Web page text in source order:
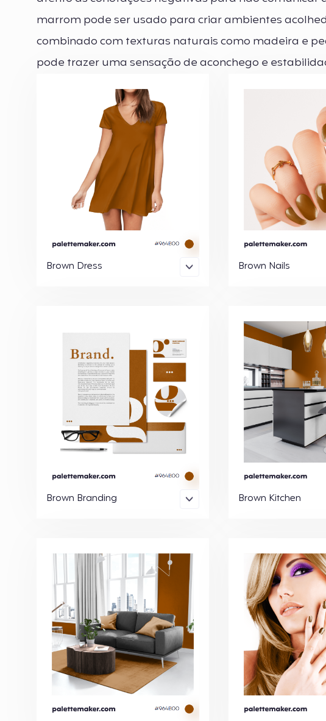
marrom pode ser usado para criar ambientes
combinado com texturas naturais como madeira e
pode trazer uma sensação de aconchego e
Brown Dress Brown Nails
Brown Branding Brown Kitchen